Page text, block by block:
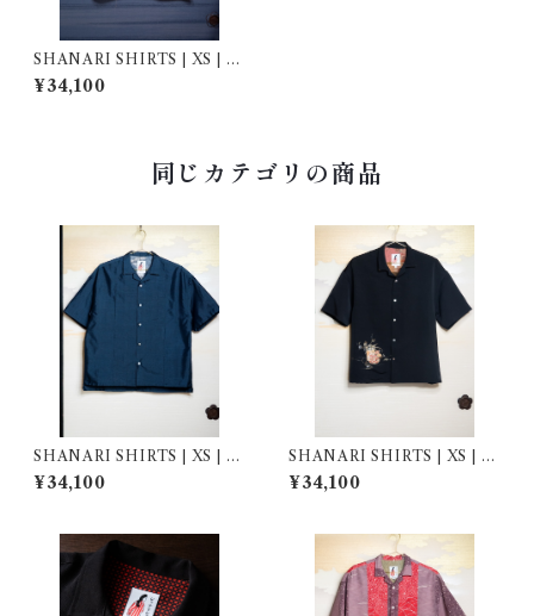
SHANARI SHIRTS | XS | 2
63058
¥34,100
同じカテゴリの商品
SHANARI SHIRTS | XS | 2
64056
¥34,100
SHANARI SHIRTS | XS | 2
64034
¥34,100